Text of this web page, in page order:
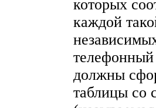
которых
каждой
должны
таблицы со